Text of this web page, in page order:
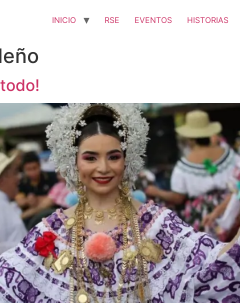
INICIO RSE EVENTOS HISTORIAS